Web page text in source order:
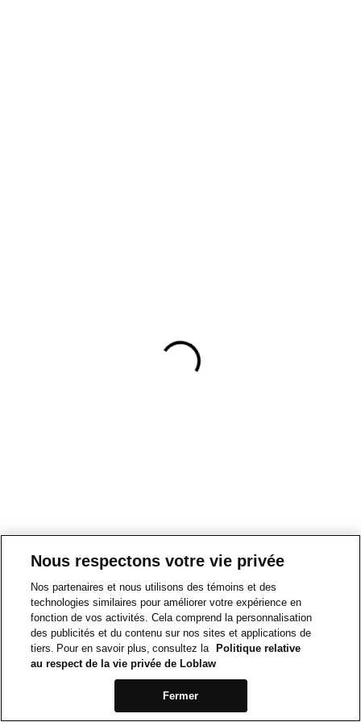
Nous respectons votre vie privée
Nos partenaires et nous utilisons des témoins et des
technologies similaires pour améliorer votre expérience en
fonction de vos activités. Cela comprend la personnalisation
des publicités et du contenu sur nos sites et applications de
tiers. Pour en savoir plus, consultez la
Politique relative
au respect de la vie privée de Loblaw
Fermer